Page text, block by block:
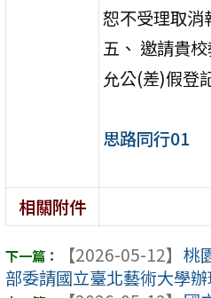
恕不受理取消
五、 邀請貴
允公(差)假登
思路同行01
相關附件
【2026-05-12】 桃
部委請國立臺北藝術大學